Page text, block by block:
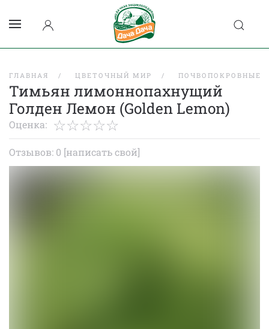
ГЛАВНАЯ ЦВЕТОЧНЫЙ МИР ПОЧВОПОКРОВНЫЕ
Тимьян лимоннопахнущий
Голден Лемон (Golden Lemon)
Оценка:
Отзывов: 0 [написать свой]